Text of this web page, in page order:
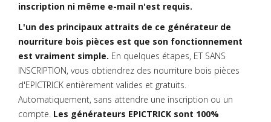
inscription ni même e-mail n'est requis.
L'un des principaux attraits de ce générateur de
nourriture bois pièces est que son fonctionnement
est vraiment simple. En quelques étapes, ET SANS
INSCRIPTION, vous obtiendrez des nourriture bois pièces
d'EPICTRICK entièrement valides et gratuits.
Automatiquement, sans attendre une inscription ou un
compte. Les générateurs EPICTRICK sont 100%